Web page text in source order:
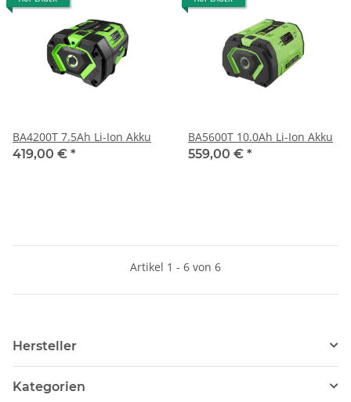
BA4200T 7.5Ah Li-Ion Akku
419,00 € *
BA5600T 10.0Ah Li-Ion Akku
559,00 € *
Artikel 1 - 6 von 6
Hersteller
Kategorien